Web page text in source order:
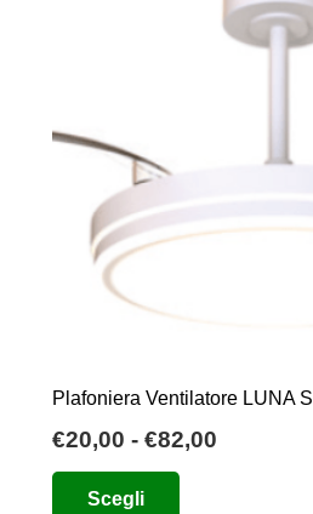
Plafoniera Ventilatore LUNA S
€20,00 - €82,00
Scegli